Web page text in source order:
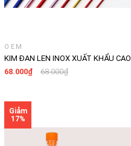
OEM
KIM ĐAN LEN INOX XUẤT KHẨU CAO
CẤP SKC CHIỀU DÀI 35CM, CÂY ĐAN
68.000₫ 68.000₫